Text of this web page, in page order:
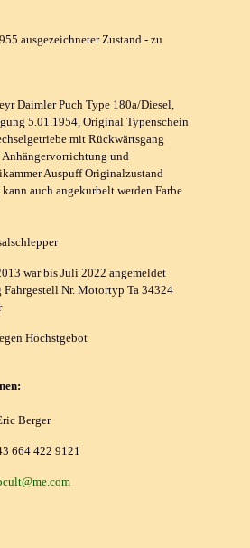
ausgezeichneter Zustand - zu
Daimler Puch Type 180a/Diesel,
5.01.1954, Original Typenschein
mit Rückwärtsgang
und
Auspuff Originalzustand
auch angekurbelt werden Farbe
war bis Juli 2022 angemeldet
Nr. Motortyp Ta 34324
Höchstgebot
Berger
664 422 9121